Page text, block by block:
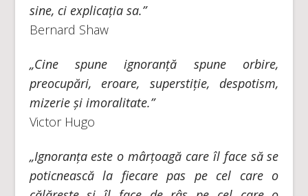
sine, ci explicația sa.”
Bernard Shaw
„Cine spune ignoranță spune orbire,
preocupări, eroare, superstiție, despotism,
mizerie și imoralitate.”
Victor Hugo
„Ignoranța este o mârțoagă care îl face să se
poticnească la fiecare pas pe cel care o